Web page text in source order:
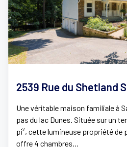
2539 Rue du Shetland
Une véritable maison familiale à
pas du lac Dunes. Située sur un
pi², cette lumineuse propriété de
offre 4 chambres...